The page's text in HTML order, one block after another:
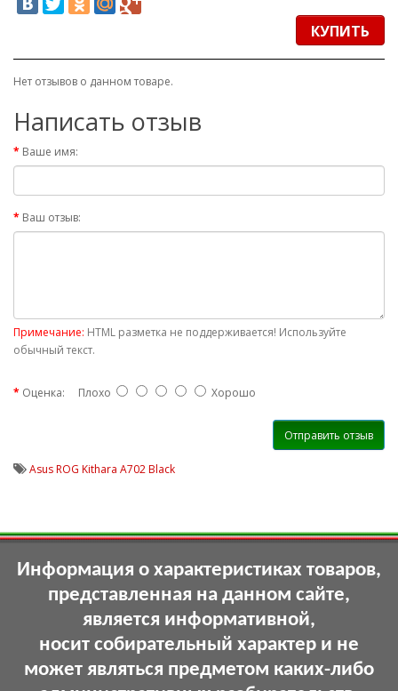
КУПИТЬ
Нет отзывов о данном товаре.
Написать отзыв
Ваше имя:
Ваш отзыв:
Примечание: HTML разметка не поддерживается! Используйте
обычный текст.
Оценка: Плохо Хорошо
Отправить отзыв
Asus ROG Kithara A702 Black
Информация о характеристиках товаров,
представленная на данном сайте,
является информативной,
носит собирательный характер и не
может являться предметом каких-либо